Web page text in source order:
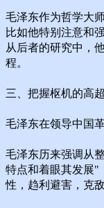
毛泽东作为哲学大
比如他特别注意和
从后者的研究中，
程。
三、把握枢机的高
毛泽东在领导中国
毛泽东历来强调从
特点和着眼其发展"
性，趋利避害，克敌